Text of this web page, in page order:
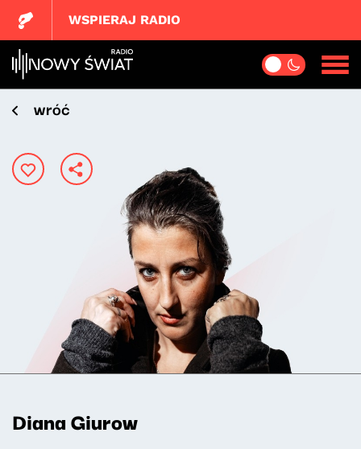
WSPIERAJ RADIO
wróć
Diana Giurow